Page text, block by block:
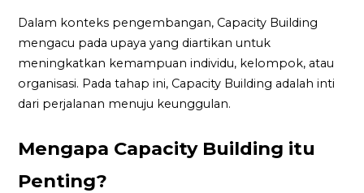
Dalam konteks pengembangan, Capacity Building
mengacu pada upaya yang diartikan untuk
meningkatkan kemampuan individu, kelompok, atau
organisasi. Pada tahap ini, Capacity Building adalah inti
dari perjalanan menuju keunggulan.
Mengapa Capacity Building itu
Penting?